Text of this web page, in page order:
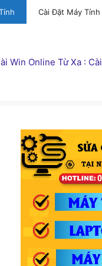
Cài Đặt Máy Tính
Win Online Từ Xa :